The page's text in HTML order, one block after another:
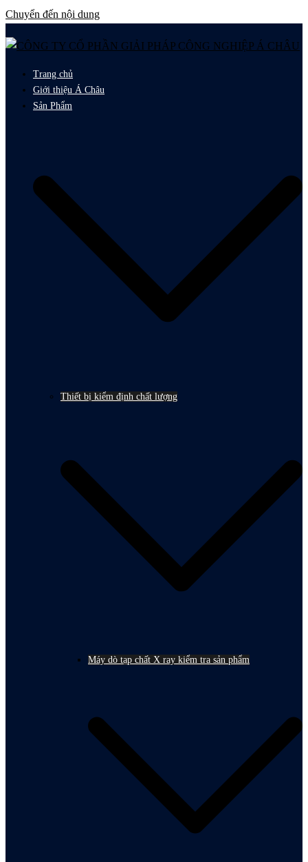
Chuyển đến nội dung
Trang chủ
Giới thiệu Á Châu
Sản Phẩm
Thiết bị kiểm định chất lượng
Máy dò tạp chất X ray kiểm tra sản phẩm